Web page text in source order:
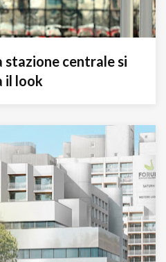
stazione centrale si
il look